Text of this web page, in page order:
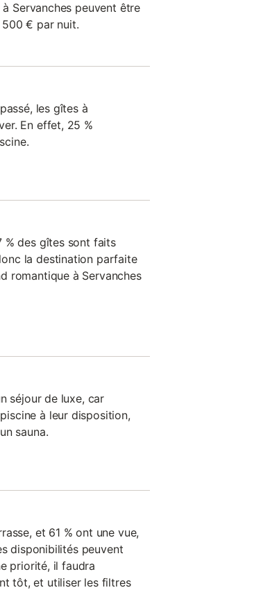
Servanches peuvent être
€ par nuit.
les gîtes à
En effet, 25 %
% des gîtes sont faits
la destination parfaite
romantique à Servanches
séjour de luxe, car
à leur disposition,
sauna.
et 61 % ont une vue,
disponibilités peuvent
priorité, il faudra
tôt, et utiliser les filtres